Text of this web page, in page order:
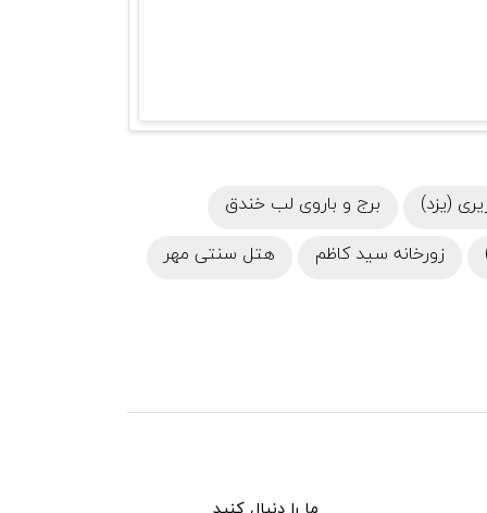
(یزد)
برج و باروی لب خندق
زورخانه سید کاظم
هتل سنتی مهر